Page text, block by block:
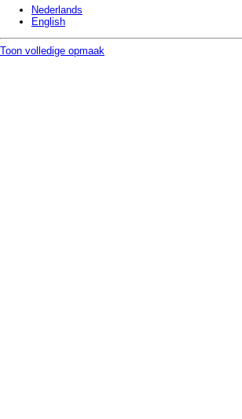
Nederlands
English
Toon volledige opmaak